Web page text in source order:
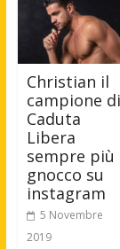
Christian il
campione di
Caduta
Libera
sempre più
gnocco su
instagram
5 Novembre
2019